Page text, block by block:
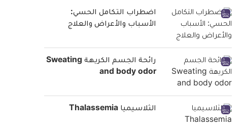
اضطراب التكامل الحسي:
الأسباب والأعراض والعلاج
رائحة الجسم الكريهة Sweating
and body odor
الثلاسيميا Thalassemia